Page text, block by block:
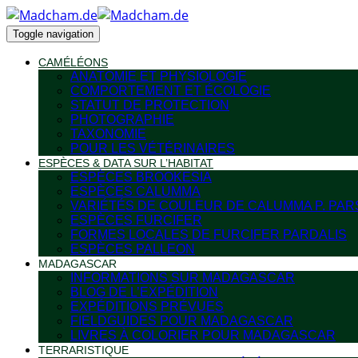
Toggle navigation
CAMÉLÉONS
ANATOMIE ET PHYSIOLOGIE
COMPORTEMENT ET ÉCOLOGIE
STATUT DE PROTECTION
PHOTOGRAPHIE
TAXONOMIE
POUR LES VÉTÉRINAIRES
ESPÈCES & DATA SUR L’HABITAT
ESPÈCES BROOKESIA
ESPÈCES CALUMMA
VARIÉTÉS DE COULEUR DE CALUMMA P.
ESPÈCES FURCIFER
FORMES LOCALES DE FURCIFER PARDALIS
ESPÈCES PALLEON
MADAGASCAR
INFORMATIONS SUR MADAGASCAR
BLOG DE L’EXPÉDITION
EXPÉDITIONS PRÉVUES
FIELDGUIDES POUR MADAGASCAR
LIVRES À COLORIER POUR MADAGASCAR
TERRARISTIQUE